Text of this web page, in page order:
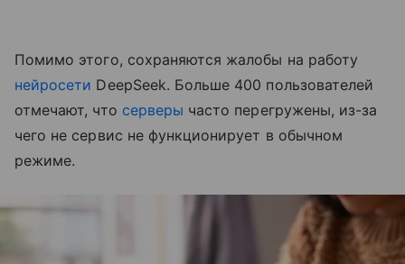
Помимо этого, сохраняются жалобы на работу
нейросети DeepSeek. Больше 400 пользователей
отмечают, что серверы часто перегружены, из-за
чего не сервис не функционирует в обычном
режиме.